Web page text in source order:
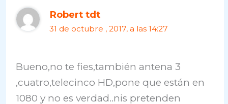
Robert tdt
31 de octubre , 2017, a las 14:27
Bueno,no te fies,también antena 3
,cuatro,telecinco HD,pone que están en
1080 y no es verdad..nis pretenden